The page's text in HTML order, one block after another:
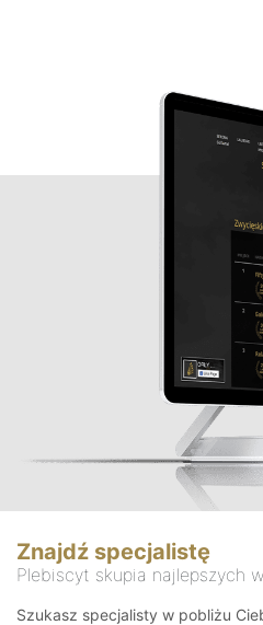
Znajdź specjalistę
Plebiscyt skupia najlepszych
Szukasz specjalisty w pobliżu